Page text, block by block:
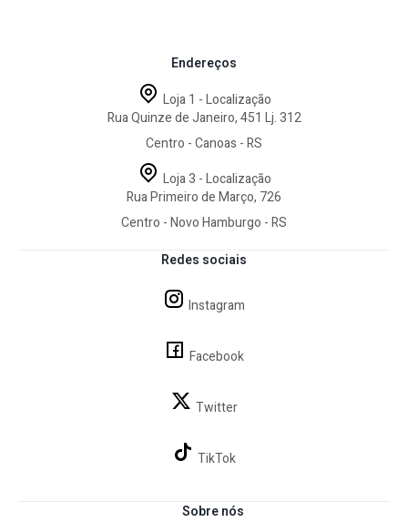
Sobre nós
Redes sociais
Instagram
Facebook
Twitter
TikTok
Endereços
Loja 1 - Localização
Rua Quinze de Janeiro, 451 Lj. 312
Centro - Canoas - RS
Loja 3 - Localização
Rua Primeiro de Março, 726
Centro - Novo Hamburgo - RS